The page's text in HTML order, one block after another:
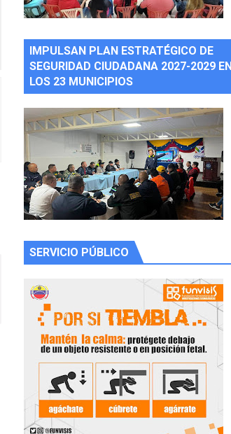
IMPULSAN PLAN ESTRATÉGICO DE
SEGURIDAD CIUDADANA 2027-2029 EN
LOS 23 MUNICIPIOS
SERVICIO PÚBLICO